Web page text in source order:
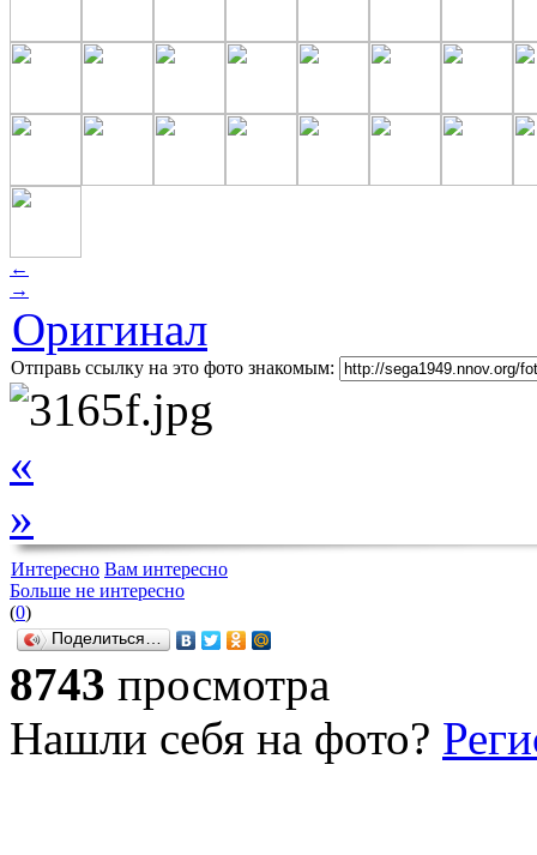
←
→
Оригинал
Отправь ссылку на это фото знакомым:
«
»
Интересно Вам интересно
Больше не интересно
(0)
Поделиться…
8743 просмотра
Нашли себя на фото?